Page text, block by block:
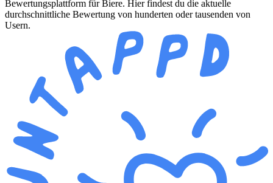
Bewertungsplattform für Biere. Hier findest du die aktuelle
durchschnittliche Bewertung von hunderten oder tausenden von
Usern.